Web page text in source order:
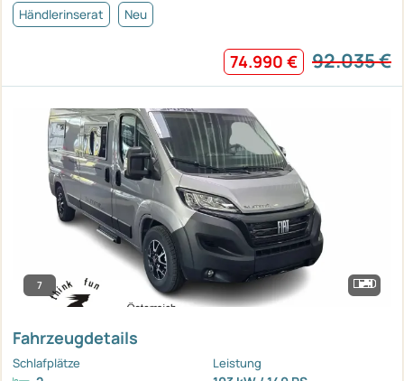
Händlerinserat Neu
74.990 € 92.035 €
7
Fahrzeugdetails
Schlafplätze Leistung